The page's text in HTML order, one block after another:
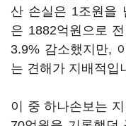
산 손실은 1조원을
은 1882억원으로
3.9% 감소했지만,
는 견해가 지배적입
이 중 하나손보는